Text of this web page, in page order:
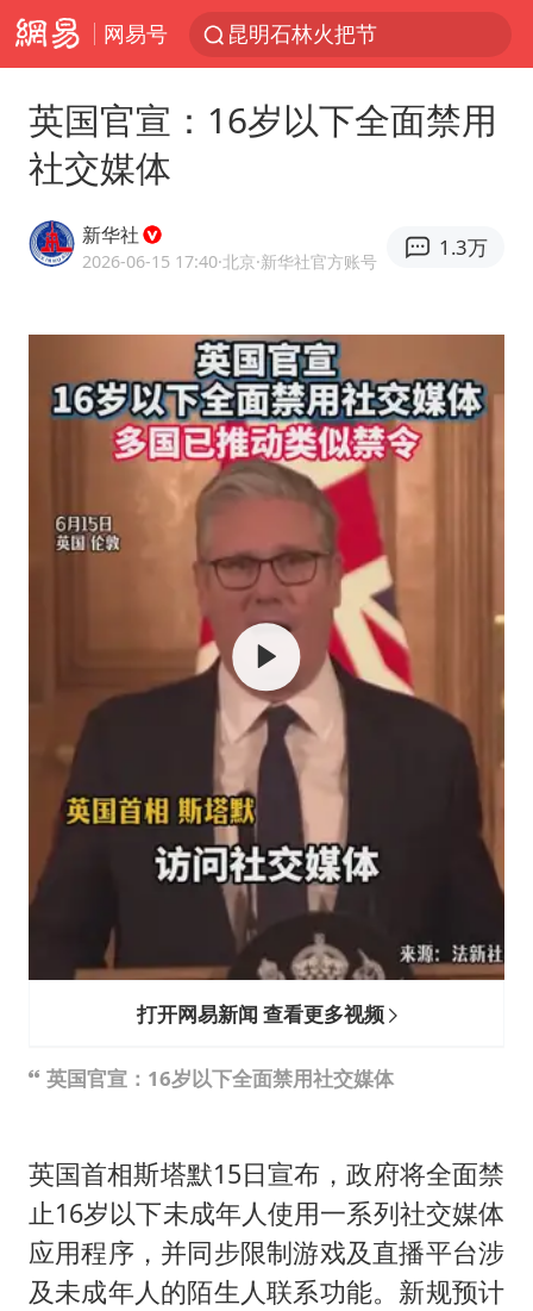
网易号
昆明石林火把节
宇树科技发行价格150.80元/股
官方回应献血屋不让市民入内躲雨
感觉全东北都在等7号
金饰克价大幅跳涨
关之琳否认与27岁模特的恋情
多地要求领导干部带头休假
对话重庆地铁吐血女孩
奋进开新局 实干挑大梁
英国官宣：16岁以下全面禁用
社交媒体
新华社
2026-06-15 17:40·北京·新华社官方账号
1.3万
打开网易新闻 查看更多视频
英国官宣：16岁以下全面禁用社交媒体
英国首相斯塔默15日宣布，政府将全面禁
止16岁以下未成年人使用一系列社交媒体
应用程序，并同步限制游戏及直播平台涉
及未成年人的陌生人联系功能。新规预计